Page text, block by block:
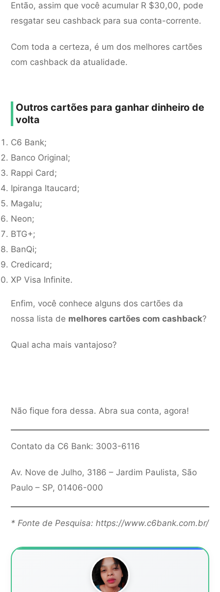
Então, assim que você acumular R $30,00, pode
resgatar seu cashback para sua conta-corrente.
Com toda a certeza, é um dos melhores cartões
com cashback da atualidade.
Outros cartões para ganhar dinheiro de
volta
C6 Bank;
Banco Original;
Rappi Card;
Ipiranga Itaucard;
Magalu;
Neon;
BTG+;
BanQi;
Credicard;
XP Visa Infinite.
Enfim, você conhece alguns dos cartões da
nossa lista de melhores cartões com cashback?
Qual acha mais vantajoso?
Não fique fora dessa. Abra sua conta, agora!
Contato da C6 Bank: 3003-6116
Av. Nove de Julho, 3186 – Jardim Paulista, São
Paulo – SP, 01406-000
* Fonte de Pesquisa: https://www.c6bank.com.br/